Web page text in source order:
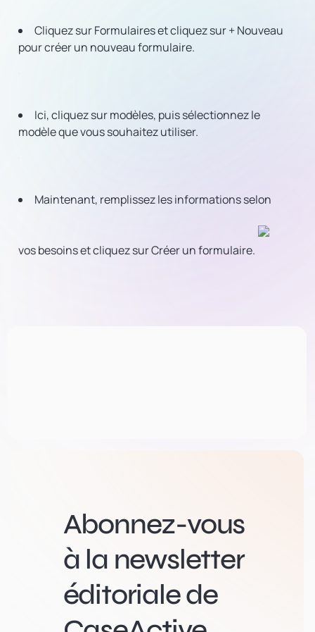
Cliquez sur Formulaires et cliquez sur + Nouveau
pour créer un nouveau formulaire.
Ici, cliquez sur modèles, puis sélectionnez le
modèle que vous souhaitez utiliser.
Maintenant, remplissez les informations selon
vos besoins et cliquez sur Créer un formulaire.
Abonnez-vous
à la newsletter
éditoriale de